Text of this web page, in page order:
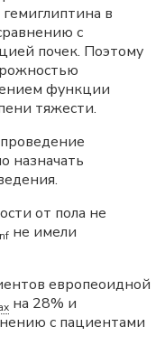
в
с
почек. Поэтому
функции
тяжести.
назначать
от пола не
не имели
европеоидной
на 28% и
с пациентами